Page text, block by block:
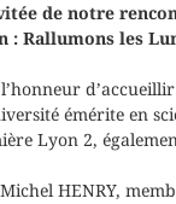
de notre
: Rallumons les
émérite en
Lyon 2,
HENRY,